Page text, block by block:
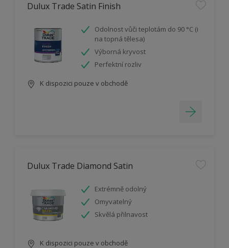
Dulux Trade Satin Finish
Odolnost vůči teplotám do 90 °C (i
na topná tělesa)
Výborná kryvost
Perfektní rozliv
K dispozici pouze v obchodě
Dulux Trade Diamond Satin
Extrémně odolný
Omyvatelný
Skvělá přilnavost
K dispozici pouze v obchodě